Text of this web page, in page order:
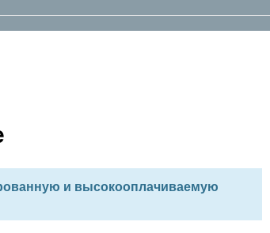
и высокооплачиваемую